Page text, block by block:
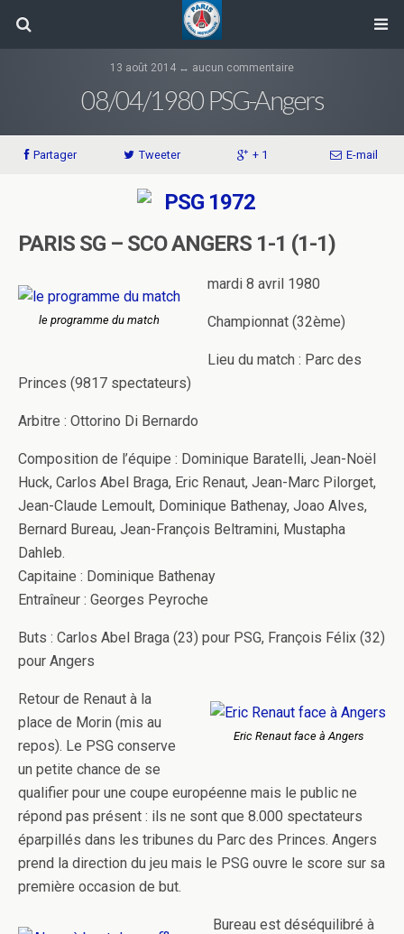
13 août 2014 ↔ aucun commentaire
08/04/1980 PSG-Angers
Partager Tweeter + 1 E-mail
PARIS SG – SCO ANGERS 1-1 (1-1)
le programme du match
mardi 8 avril 1980
Championnat (32ème)
Lieu du match : Parc des
Princes (9817 spectateurs)
Arbitre : Ottorino Di Bernardo
Composition de l’équipe : Dominique Baratelli, Jean-Noël
Huck, Carlos Abel Braga, Eric Renaut, Jean-Marc Pilorget,
Jean-Claude Lemoult, Dominique Bathenay, Joao Alves,
Bernard Bureau, Jean-François Beltramini, Mustapha
Dahleb.
Capitaine : Dominique Bathenay
Entraîneur : Georges Peyroche
Buts : Carlos Abel Braga (23) pour PSG, François Félix (32)
pour Angers
Eric Renaut face à Angers
Retour de Renaut à la
place de Morin (mis au
repos). Le PSG conserve
un petite chance de se
qualifier pour une coupe européenne mais le public ne
répond pas présent : ils ne sont que 8.000 spectateurs
éparpillés dans les tribunes du Parc des Princes. Angers
prend la direction du jeu mais le PSG ouvre le score sur sa
première occasion de but.
Bureau est déséquilibré à